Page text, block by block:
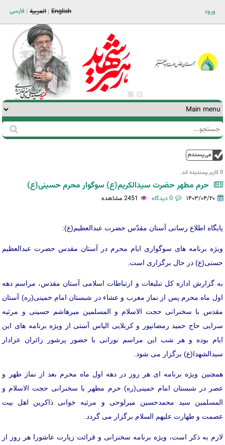
ورود فارسی العربية English
فرم
جستجو
جستجو
0 کاربر پسندیده اند.‎
حرم مطهر حضرت سیدالکریم(ع) سوگوار محرم حسینی(ع)
۱۴۰۳/۰۴/۲۰ 0 دیدگاه 2451 مشاهده
پایگاه اطلاع رسانی آستان مقدّس حضرت عبدالعظیم(ع):
ویژه برنامه های سوگواری ایام محرم در آستان مقدس حضرت عبدالعظیم
حسنی(ع) در حال برگزاری است.
به گزارش اداره کل تبلیغات و ارتباطات اسلامی آستان مقدس، مراسم دهه
اول ماه محرم پس از نماز مغرب و عشاء در شبستان امام خمینی(ره) آستان
مقدس با سخنرانی حجت الاسلام و المسلمین میرهاشم حسینی و مرثیه
سرایی حاج حمید رمضانپور و کربلایی الیاس آستی از ویژه برنامه های این
ایام بوده و هر شب این مراسم نورانی با حضور پرشور زائران عزادار
سیدالشهدا(ع) برگزار می شود.
همچنین ویژه برنامه ای هر روز در دهه اول ماه محرم بعد از نماز ظهر و
عصر در شبستان امام خمینی(ره) حرم مطهر با سخنرانی حجت الاسلام و
المسلمین سید محمدحسین میرلوحی و مرثیه خوانی ذاکرین اهل بیت
عصمت و طهارت علیهم السلام برگزار می گردد.
لازم به ذکر است، ویژه برنامه سخنرانی و قرائت زیارت عاشورا هر روز از